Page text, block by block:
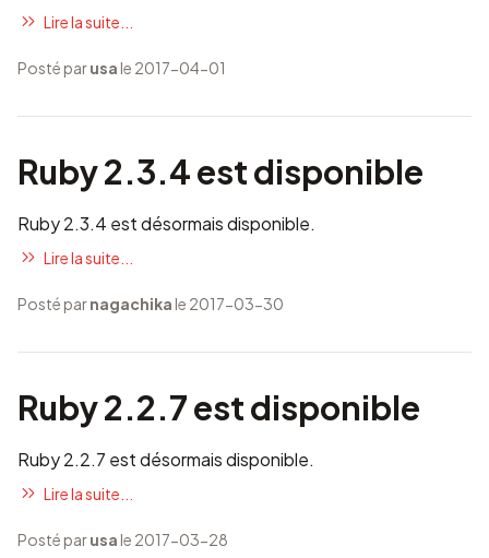
Lire la suite...
Posté parusa le 2017-04-01
Ruby 2.3.4 est disponible
Ruby 2.3.4 est désormais disponible.
Lire la suite...
Posté parnagachika le 2017-03-30
Ruby 2.2.7 est disponible
Ruby 2.2.7 est désormais disponible.
Lire la suite...
Posté parusa le 2017-03-28